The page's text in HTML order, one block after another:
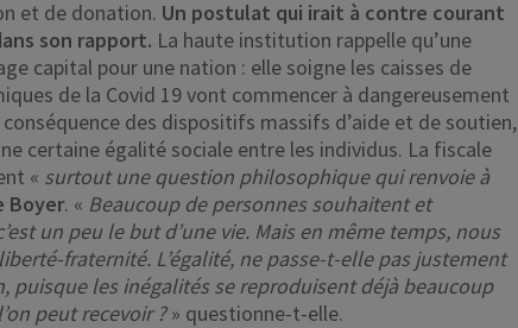
et de donation. Un postulat qui irait à contre courant
son rapport. La haute institution rappelle qu’une
capital pour une nation : elle soigne les caisses de
de la Covid 19 vont commencer à dangereusement
des dispositifs massifs d’aide et de soutien,
certaine égalité sociale entre les individus. La fiscale
« surtout une question philosophique qui renvoie à
Boyer. « Beaucoup de personnes souhaitent et
un peu le but d’une vie. Mais en même temps, nous
fraternité. L’égalité, ne passe-t-elle pas justement
puisque les inégalités se reproduisent déjà beaucoup
peut recevoir ?» questionne-t-elle.